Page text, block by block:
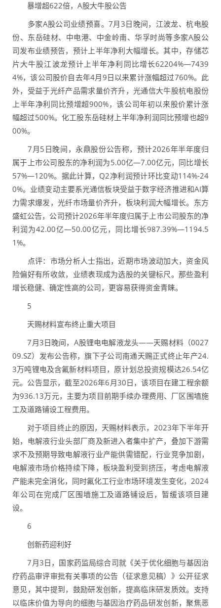
暴增超622倍，A股大牛股公告
多家A股公司业绩预喜。7月3日晚间，江波龙、杭电股
份、东岳硅材、中电港、中金岭南、华孚时尚等多家A股公
司发布业绩预告，预计上半年净利大幅增长。其中，存储芯
片大牛股江波龙预计上半年净利同比增长62204%—7439
4%，该公司股价自去年4月9日以来累计涨幅超过760%。此
外，受益于光纤产品需求量价齐升，光通信大牛股杭电股份
上半年净利同比预增超900%，该公司年初以来股价累计涨
幅超过500%。化工股东岳硅材上半年净利润同比预增也超9
00%。
7月5日晚间，永鼎股份公告称，预计2026年半年度归
属于上市公司股东的净利润为5.00亿—7.00亿元，同比增长
57%—120%。据此计算，Q2净利润预计环比变动114%-24
0%。业绩变动主要系光通信板块受益于数字经济推进和AI算
力需求爆发，光纤市场量价齐升，板块利润大幅增长。东方
盛虹公告，公司预计2026年半年度归属于上市公司股东的净
利润为42.00亿—50.00亿元，同比增长987.39%—1194.5
1%。
点评：市场分析人士指出，近期市场波动加大，资金风
险偏好有所收敛，业绩表现成为选股的关键标尺。那些盈利
增长稳健、确定性高的公司，更容易获得资金青睐。
5
天赐材料宣布终止重大项目
7月3日晚间，A股锂电电解液龙头——天赐材料（0027
09.SZ）发布公告称，旗下子公司南通天赐正式终止年产24.
3万吨锂电及含氟新材料项目，原计划总投资规模达26.54亿
元。公告显示，截至2026年6月30日，该项目在建工程余额
为936.13万元，主要为项目前期手续办理费用、厂区围墙施
工及道路铺设工程费用。
对于项目终止的原因，天赐材料表示，2023年下半年开
始，电解液行业头部厂商及新进入者集中扩产，叠加下游需
求不及预期导致电解液行业产能供需错配，行业竞争加剧，
电解液市场价格持续下降，板块盈利受到挤压，考虑电解液
产能未完全消化，同时氟化工行业市场环境发生变化，2024
年公司在完成厂区围墙施工及道路铺设后，暂缓该项目建
设。
6
创新药迎利好
7月3日，国家药监局综合司就《关于优化细胞与基因治
疗药品审评审批有关事项的公告（征求意见稿）》公开征求
意见，其中提到，鼓励研发创新，提高临床研发质效。支持
以临床价值为导向的细胞与基因治疗药品研发创新，聚焦恶